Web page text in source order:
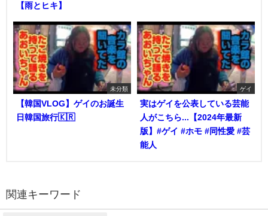
【雨とヒキ】
未分類
【韓国VLOG】ゲイのお誕生
日韓国旅行🇰🇷
ゲイ
実はゲイを公表している芸能
人がこちら...【2024年最新
版】#ゲイ #ホモ #同性愛 #芸
能人
関連キーワード